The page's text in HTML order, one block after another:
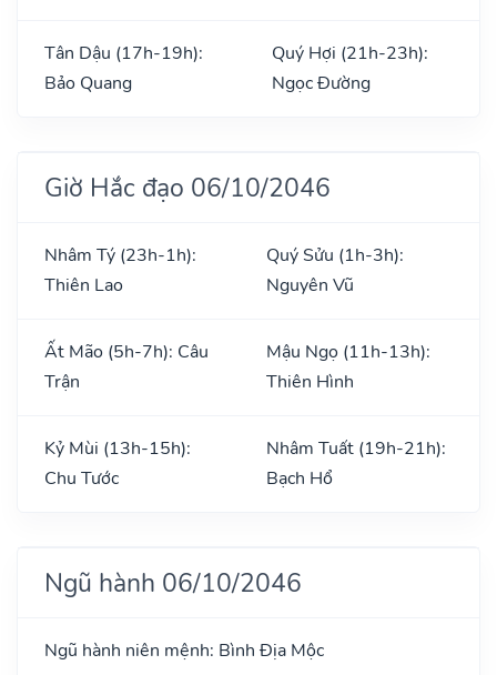
Tân Dậu (17h-19h):
Bảo Quang
Quý Hợi (21h-23h):
Ngọc Đường
Giờ Hắc đạo 06/10/2046
Nhâm Tý (23h-1h):
Thiên Lao
Quý Sửu (1h-3h):
Nguyên Vũ
Ất Mão (5h-7h): Câu
Trận
Mậu Ngọ (11h-13h):
Thiên Hình
Kỷ Mùi (13h-15h):
Chu Tước
Nhâm Tuất (19h-21h):
Bạch Hổ
Ngũ hành 06/10/2046
Ngũ hành niên mệnh: Bình Địa Mộc